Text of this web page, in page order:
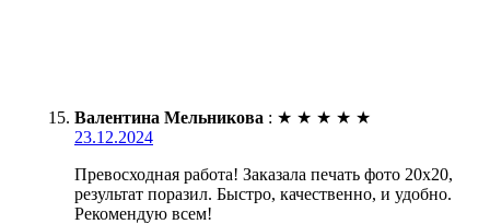
Валентина Мельникова : ★ ★ ★ ★ ★
23.12.2024
Превосходная работа! Заказала печать фото 20х20,
результат поразил. Быстро, качественно, и удобно.
Рекомендую всем!